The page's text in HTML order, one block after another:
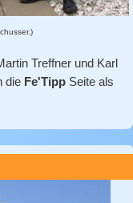
Treffner und Karl
die Fe'Tipp Seite als